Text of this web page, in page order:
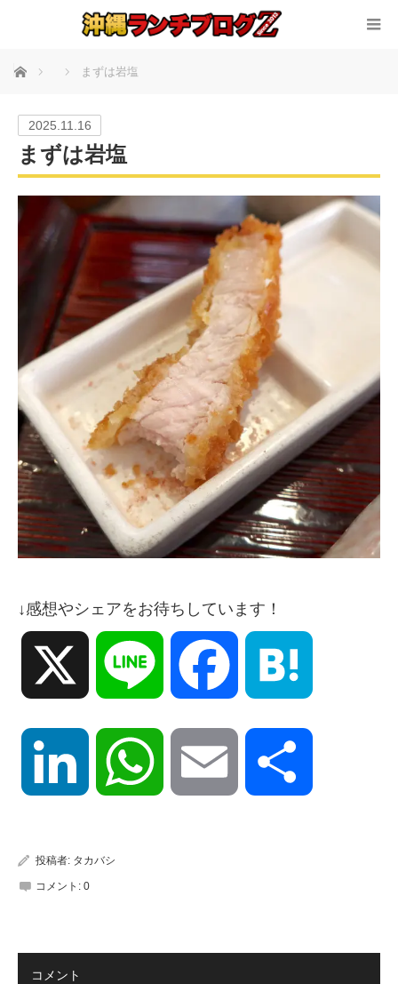
ホーム まずは岩塩
2025.11.16
まずは岩塩
↓感想やシェアをお待ちしています！
Line Facebook
LinkedIn WhatsApp Email
投稿者: タカバシ
コメント: 0
コメント